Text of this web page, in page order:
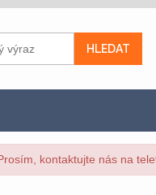
kontaktujte nás na